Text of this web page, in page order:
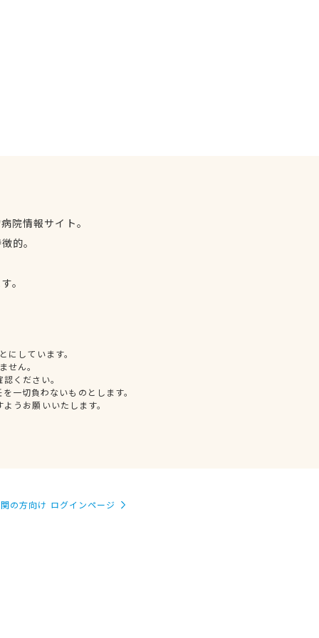
院情報サイト。
的。
。
しています。
せん。
ください。
一切負わないものとします。
うお願いいたします。
の方向け ログインページ